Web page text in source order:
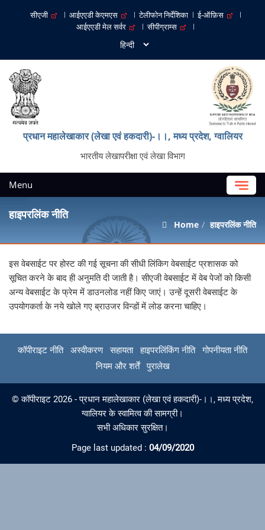
सीएजी आईएएडी केएमएस टेलीफोन निर्देशिका
ई-ऑफ़िस
आईएएडी मेल सर्वर
सीपीग्राम्स
प्रधान महालेखाकार (लेखा एवं हकदारी)-।।, मध्‍य प्रदेश, ग्‍वालियर
भारतीय लेखापरीक्षा एवं लेखा विभाग
Menu
हाइपरलिंक नीति
Home हाइपरलिंक नीति
इस वेबसाईट पर होस्ट की गई सूचना की सीधी लिंकि‍ग वेबसाईट प्रशासक को
सूचित करने के बाद ही अनुमति दी जाती है। सीएजी वेबसाईट में वेब पेजों को किसी
अन्य वेबसाईट के फ्रेम में डाउनलोड नहीं किए जाएं। उन्हें दूसरी वेबसाईट के
उपयोगकर्ता के नये खोले गए ब्राउजर विन्डों में लोड करना चाहि‍ए।
कॉपीराइट नीति अस्वीकरण सहायता हाइपरलिंकिंग नीति
गोपनीयता नीति
नियम और शर्तें
पुरालेख
© कॉपीराइट 2026 - प्रधान महालेखाकार (लेखा एवं हकदारी)-।।, मध्‍य प्रदेश,
ग्‍वालियर के स्वामित्व की सामग्री।
सभी अधिकार सुरक्षित।
Page last updated : 04/09/2020